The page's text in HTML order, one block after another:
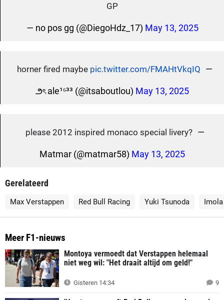
GP
— no pos gg (@DiegoHdz_17) May 13, 2025
horner fired maybe pic.twitter.com/FMAHtVkqIQ —
౨ৎ ale¹⁶³³ (@itsaboutlou) May 13, 2025
please 2012 inspired monaco special livery? —
Matmar (@matmar58) May 13, 2025
Gerelateerd
Max Verstappen Red Bull Racing Yuki Tsunoda Imola
Meer F1-nieuws
Montoya vermoedt dat Verstappen helemaal
niet weg wil: "Het draait altijd om geld!"
Gisteren 14:34 9